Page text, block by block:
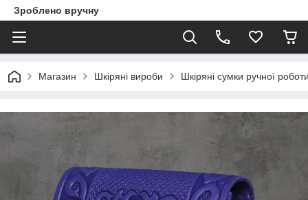
Зроблено вручну
Магазин Шкіряні вироби Шкіряні сумки ручної